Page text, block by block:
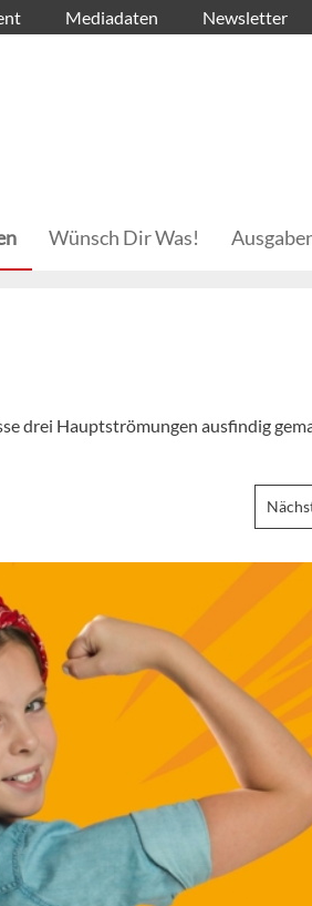
Mediadaten Newsletter
Wünsch Dir Was!
drei Hauptströmungen ausfindig